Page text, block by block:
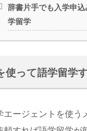
辞書片手でも入学申
学留学
使って語学留学
エージェントを使